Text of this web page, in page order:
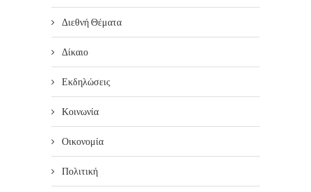
Διεθνή Θέματα
Δίκαιο
Εκδηλώσεις
Κοινωνία
Οικονομία
Πολιτική